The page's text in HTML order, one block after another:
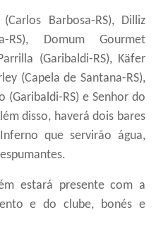
(Carlos Barbosa-RS), Dilliz
RS), Domum Gourmet
(Garibaldi-RS), Käfer
(Capela de Santana-RS),
(Garibaldi-RS) e Senhor do
disso, haverá dois bares
que servirão água,
estará presente com a
e do clube, bonés e